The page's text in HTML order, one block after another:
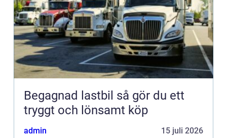
Begagnad lastbil så gör du ett
tryggt och lönsamt köp
admin 15 juli 2026